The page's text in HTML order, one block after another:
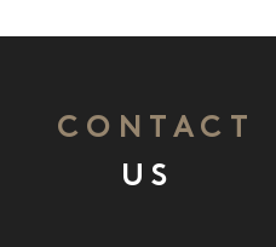
CONTACT
US